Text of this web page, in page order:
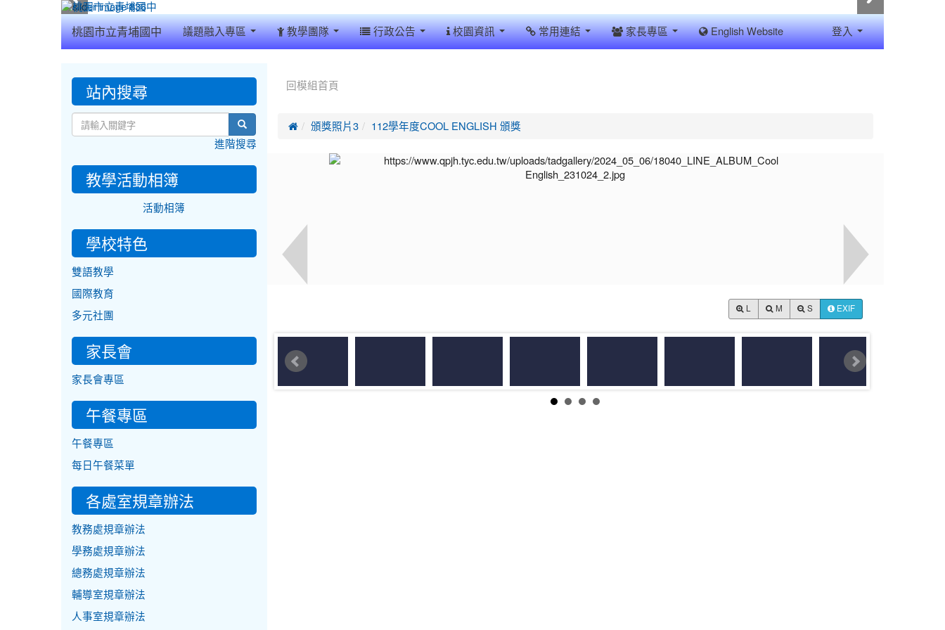
桃園市立青埔國中 議題融入專區 教學團隊 行政公告 校園資訊 常用連結 家長專區 English Website 登入
回模組首頁
 頒獎照片3 112學年度COOL ENGLISH 頒獎
M S EXIF
::: 站內搜尋
search
進階搜尋
教學活動相簿
活動相簿
學校特色
雙語教學
國際教育
多元社團
家長會
家長會專區
午餐專區
午餐專區
每日午餐菜單
各處室規章辦法
教務處規章辦法
學務處規章辦法
總務處規章辦法
輔導室規章辦法
人事室規章辦法